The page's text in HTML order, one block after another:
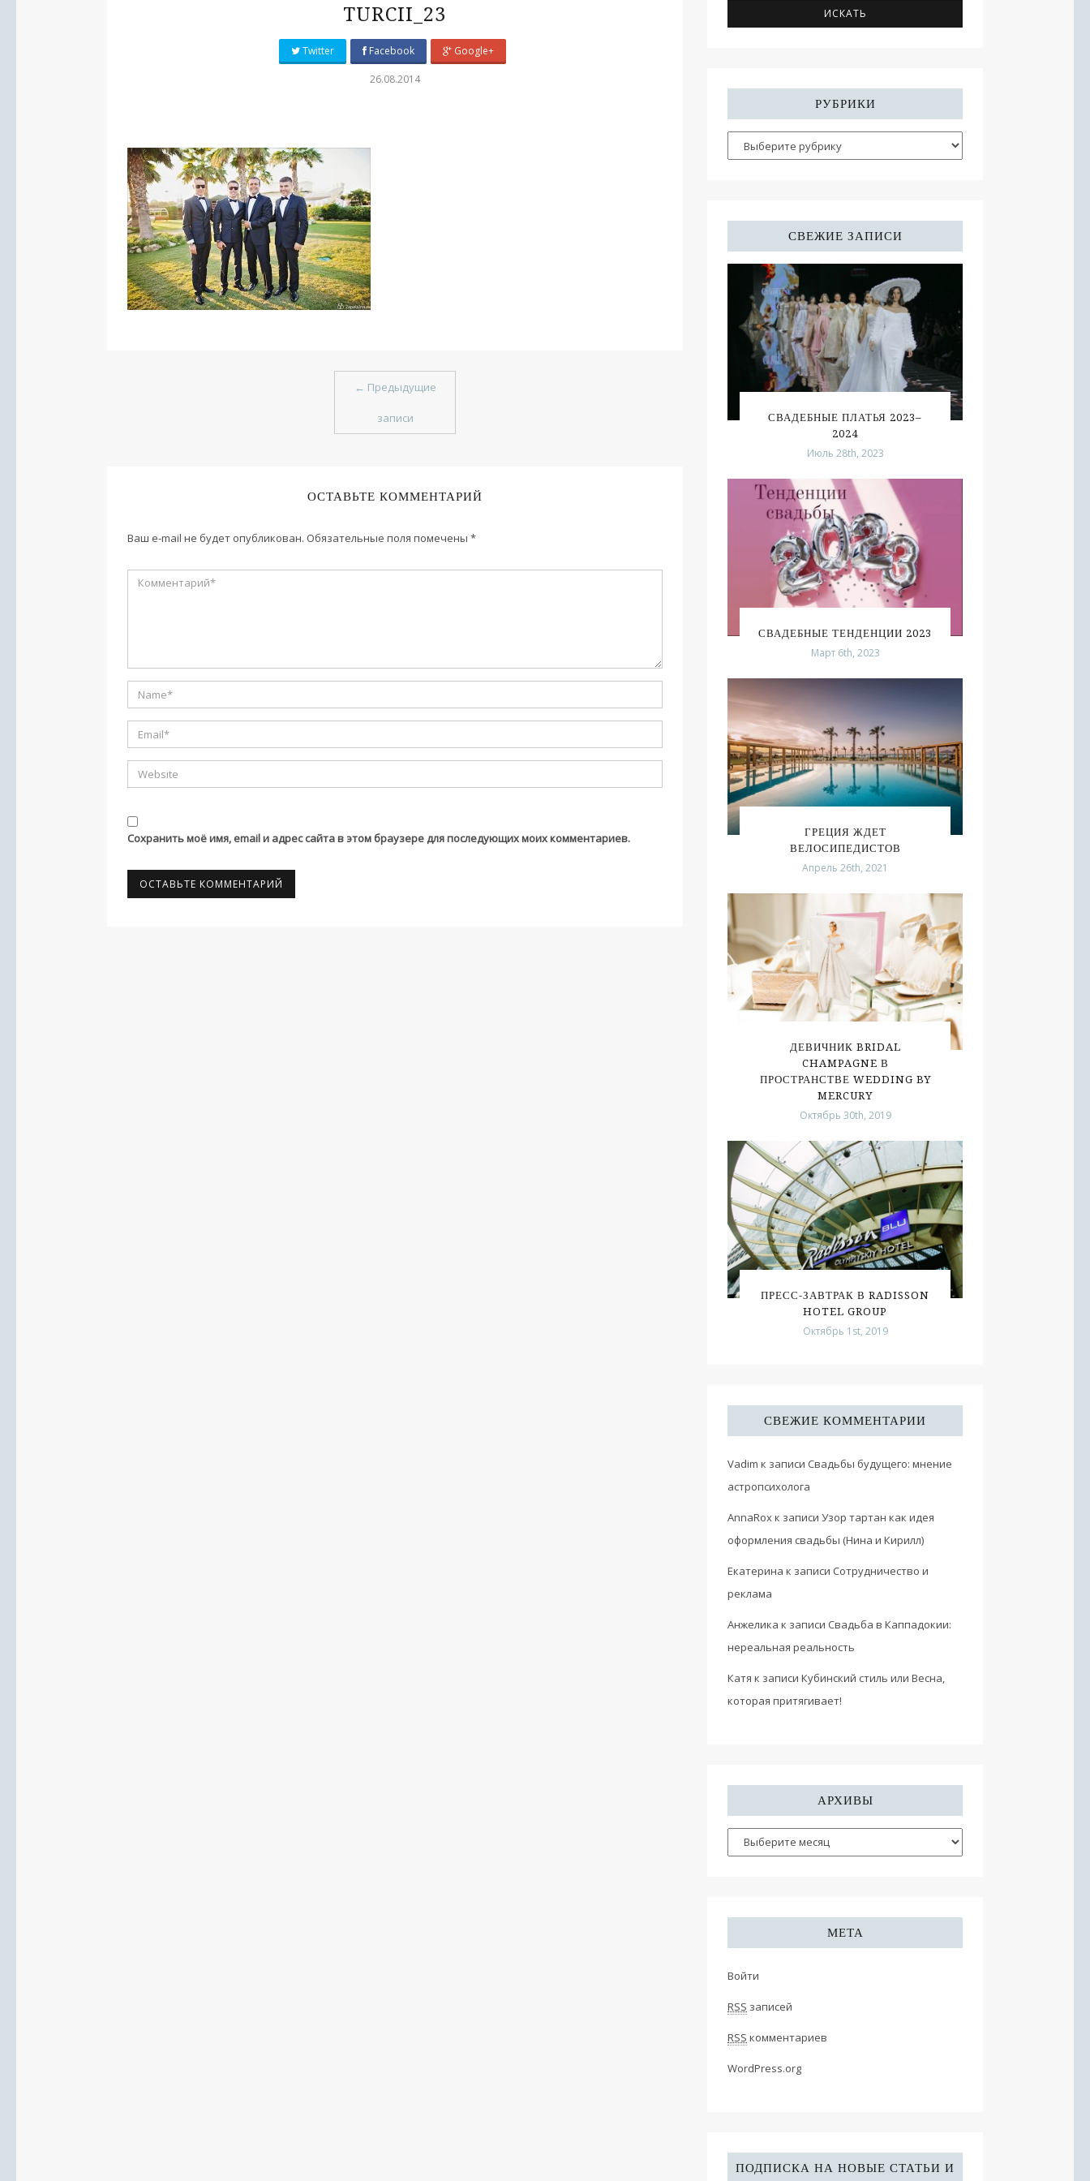
TURCII_23
Twitter Facebook Google+
26.08.2014
← Предыдущие
записи
ОСТАВЬТЕ КОММЕНТАРИЙ
Ваш e-mail не будет опубликован. Обязательные поля помечены *
Сохранить моё имя, email и адрес сайта в этом браузере для последующих моих комментариев.
РУБРИКИ
СВЕЖИЕ ЗАПИСИ
СВАДЕБНЫЕ ПЛАТЬЯ 2023–
2024
Июль 28th, 2023
СВАДЕБНЫЕ ТЕНДЕНЦИИ 2023
Март 6th, 2023
ГРЕЦИЯ ЖДЕТ
ВЕЛОСИПЕДИСТОВ
Апрель 26th, 2021
ДЕВИЧНИК BRIDAL
CHAMPAGNE В
ПРОСТРАНСТВЕ WEDDING BY
MERCURY
Октябрь 30th, 2019
ПРЕСС-ЗАВТРАК В RADISSON
HOTEL GROUP
Октябрь 1st, 2019
СВЕЖИЕ КОММЕНТАРИИ
Vadim к записи Свадьбы будущего: мнение
астропсихолога
AnnaRoxк записи Узор тартан как идея
оформления свадьбы (Нина и Кирилл)
Екатерина к записи Сотрудничество и
реклама
Анжелика к записи Свадьба в Каппадокии:
нереальная реальность
Катя к записи Кубинский стиль или Весна,
которая притягивает!
АРХИВЫ
МЕТА
Войти
RSS записей
RSS комментариев
WordPress.org
ПОДПИСКА НА НОВЫЕ СТАТЬИ И